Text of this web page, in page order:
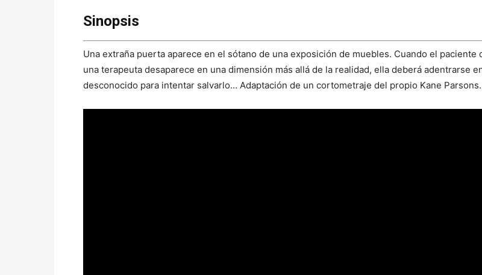
Sinopsis
Una extraña puerta aparece en el sótano de una exposición de muebles. Cuando el paciente
una terapeuta desaparece en una dimensión más allá de la realidad, ella deberá adentrarse
desconocido para intentar salvarlo… Adaptación de un cortometraje del propio Kane Parsons.